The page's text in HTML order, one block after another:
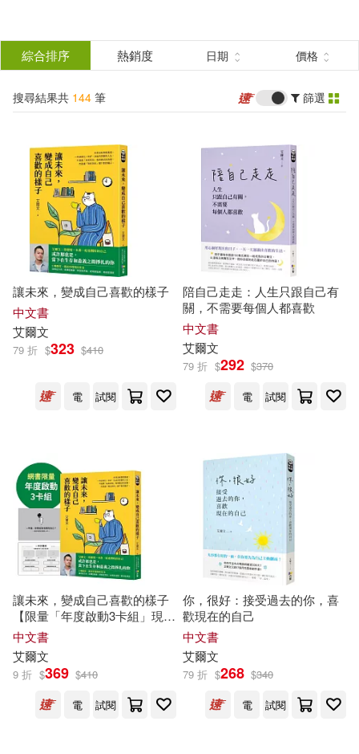
結
分類 (單選)
所有商品(144) 圖書(49)
影音(59)
3C(16) 設計文具(1)
電子書(17)
作者 (可複選)
艾爾文(19) 安妮．艾諾(8)
艾爾文‧布魯克斯‧懷特(8)
盧．舒勒(3)
Eric Carle(2) 安妮‧艾諾(2)
尼爾・艾爾文(2) 洪繡巒(2)
簡．尼爾森(2)
艾爾文．布魯克斯．懷特(2)
展開
出版社 (可複選)
Universal(21) 方智(12)
聯經出版公司(10)
大塊文化(7) CONCORD(5)
三采(5) 環球 Verve(5)
皇冠(5) Naxos(4)
展開
配送方式 (可複選)
綜合排序 熱銷度 日期 價格
搜尋結果共 144 筆 篩選
讓未來，變成自己喜歡的樣子
中文書
艾爾文
79 折 $323 $410
電 試閱
陪自己走走：人生只跟自己有
關，不需要每個人都喜歡
中文書
艾爾文
79 折 $292 $370
電
試閱
讓未來，變成自己喜歡的樣子
【限量「年度啟動3卡組」現在
播下對的種子】
中文書
艾爾文
9 折 $369 $410
電
試閱
你，很好：接受過去的你，喜
歡現在的自己
中文書
艾爾文
79 折 $268 $340
電
試閱